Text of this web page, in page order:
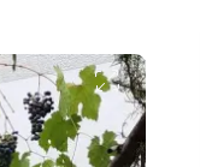
Ново
строителство
Пловдив